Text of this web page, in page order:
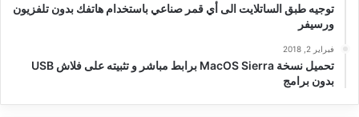
توجيه طبق الساتلايت الى أي قمر صناعي باستخدام هاتفك بدون تلفزيون
ورسيفر
فبراير 2, 2018
تحميل نسخة MacOS Sierra برابط مباشر و تثبيته على فلاش USB
بدون برامج